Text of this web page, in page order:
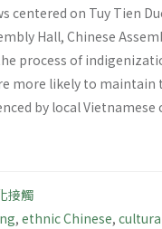
centered on Tuy Tien
Hall, Chinese
process of
more likely to
by local
接觸
, ethnic Chinese,